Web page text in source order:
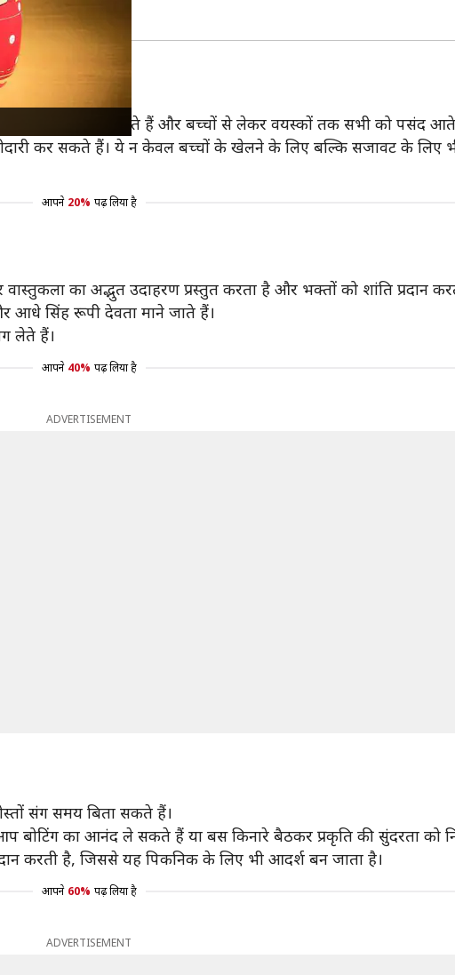
रंगों से बनाए जाते हैं और बच्चों से लेकर वयस्कों तक सभी को पसंद
कर सकते हैं। ये न केवल बच्चों के खेलने के लिए बल्कि सजावट के लिए
आपने 20% पढ़ लिया है
वास्तुकला का अद्भुत उदाहरण प्रस्तुत करता है और भक्तों को शांति प्रदान
आधे सिंह रूपी देवता माने जाते हैं।
लेते हैं।
आपने 40% पढ़ लिया है
ADVERTISEMENT
संग समय बिता सकते हैं।
बोटिंग का आनंद ले सकते हैं या बस किनारे बैठकर प्रकृति की सुंदरता को
करती है, जिससे यह पिकनिक के लिए भी आदर्श बन जाता है।
आपने 60% पढ़ लिया है
ADVERTISEMENT